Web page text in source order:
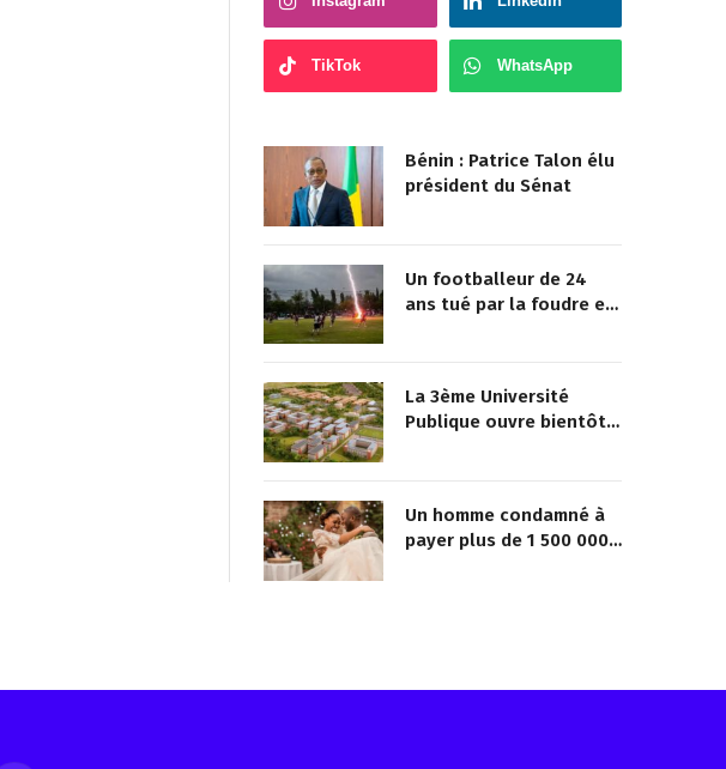
TikTok WhatsApp
Bénin : Patrice Talon élu
président du Sénat
Un footballeur de 24
ans tué par la foudre en
La 3ème Université
Publique ouvre bientôt
Un homme condamné à
payer plus de 1 500 000